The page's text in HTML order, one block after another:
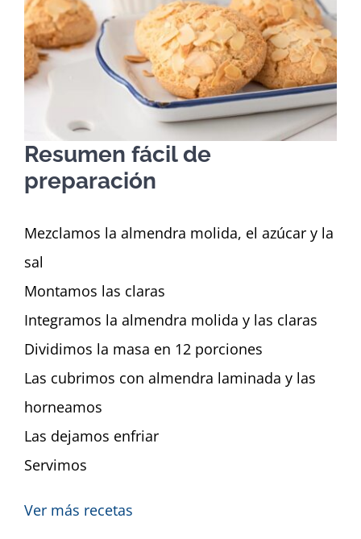
Resumen fácil de
preparación
Mezclamos la almendra molida, el azúcar y la
sal
Montamos las claras
Integramos la almendra molida y las claras
Dividimos la masa en 12 porciones
Las cubrimos con almendra laminada y las
horneamos
Las dejamos enfriar
Servimos
Ver más recetas